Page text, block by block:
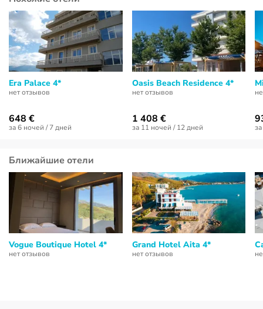
Era Palace 4*
нет отзывов
648 €
за 6 ночей / 7 дней
Oasis Beach Residence 4*
нет отзывов
1 408 €
за 11 ночей / 12 дней
Ближайшие отели
Vogue Boutique Hotel 4*
нет отзывов
Grand Hotel Aita 4*
нет отзывов